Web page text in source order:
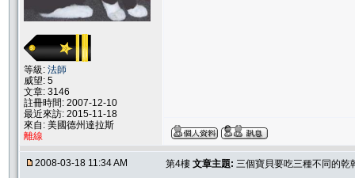
等級: 法師
威望: 5
文章: 3146
註冊時間: 2007-12-10
最近來訪: 2015-11-18
來自: 美國德州達拉斯
離線
2008-03-18 11:34 AM 第4樓 文章主題: 三個寶貝要吃三種不同的乾